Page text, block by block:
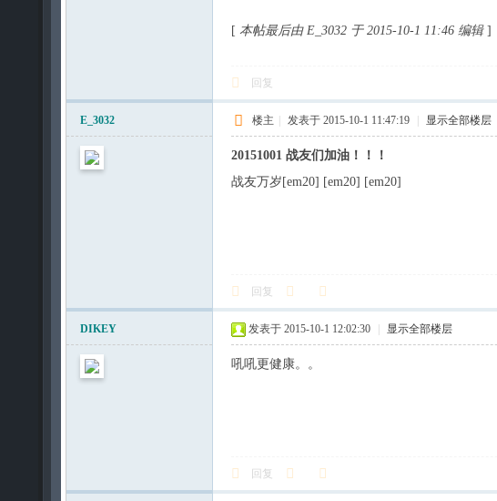
[ 本帖最后由 E_3032 于 2015-10-1 11:46 编辑 ]
回复
E_3032 楼主 发表于 2015-10-1 11:47:19 显示全部楼层
20151001 战友们加油！！！
战友万岁[em20] [em20] [em20]
回复
DIKEY 发表于 2015-10-1 12:02:30 显示全部楼层
吼吼更健康。。
回复